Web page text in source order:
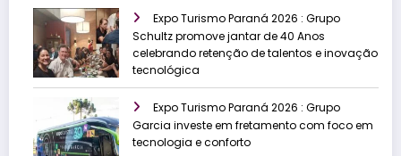
Expo Turismo Paraná 2026 : Grupo
Schultz promove jantar de 40 Anos
celebrando retenção de talentos e inovação
tecnológica
Expo Turismo Paraná 2026 : Grupo
Garcia investe em fretamento com foco em
tecnologia e conforto